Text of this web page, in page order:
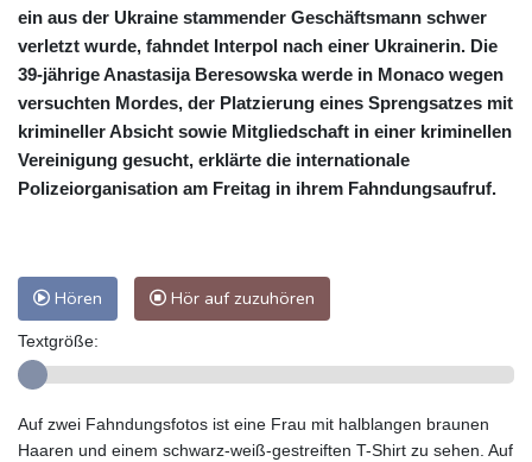
ein aus der Ukraine stammender Geschäftsmann schwer
verletzt wurde, fahndet Interpol nach einer Ukrainerin. Die
39-jährige Anastasija Beresowska werde in Monaco wegen
versuchten Mordes, der Platzierung eines Sprengsatzes mit
krimineller Absicht sowie Mitgliedschaft in einer kriminellen
Vereinigung gesucht, erklärte die internationale
Polizeiorganisation am Freitag in ihrem Fahndungsaufruf.
Hören Hör auf zuzuhören
Textgröße:
Auf zwei Fahndungsfotos ist eine Frau mit halblangen braunen
Haaren und einem schwarz-weiß-gestreiften T-Shirt zu sehen. Auf